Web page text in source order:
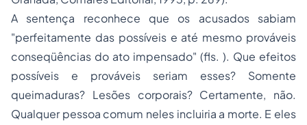
A sentença reconhece que os acusados sabiam
"perfeitamente das possíveis e até mesmo prováveis
conseqüências do ato impensado" (fls. ). Que efeitos
possíveis e prováveis seriam esses? Somente
queimaduras? Lesões corporais? Certamente, não.
Qualquer pessoa comum neles incluiria a morte. E eles